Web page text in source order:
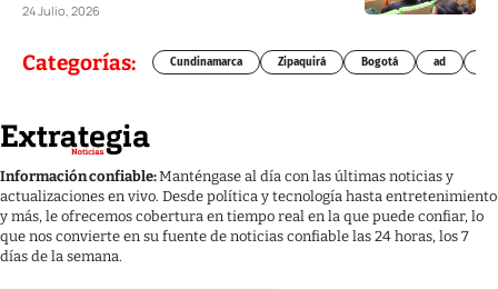
24 Julio, 2026
Categorías: Cundinamarca Zipaquirá Bogotá ad
Información confiable:Manténgase al día con las últimas noticias y
actualizaciones en vivo. Desde política y tecnología hasta entretenimiento
y más, le ofrecemos cobertura en tiempo real en la que puede confiar, lo
que nos convierte en su fuente de noticias confiable las 24 horas, los 7
días de la semana.